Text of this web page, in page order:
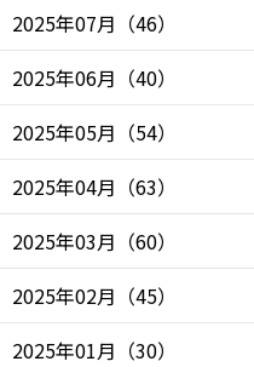
2025年07月 （46）
2025年06月 （40）
2025年05月 （54）
2025年04月 （63）
2025年03月 （60）
2025年02月 （45）
2025年01月 （30）